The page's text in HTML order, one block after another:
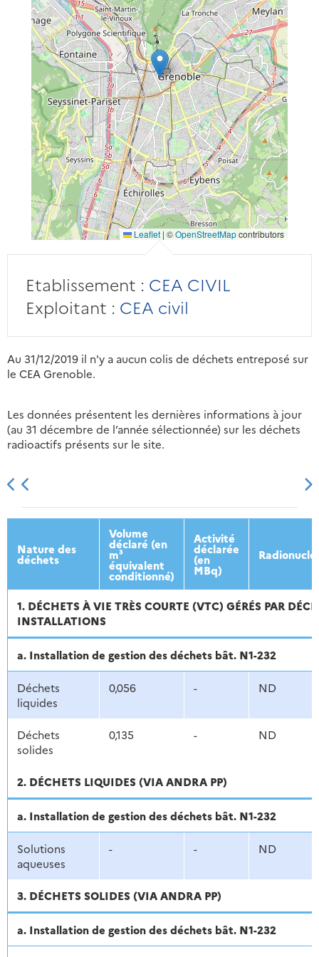
Leaflet | ©OpenStreetMapcontributors
Etablissement : CEA CIVIL
Exploitant : CEA civil
Au 31/12/2019 il n'y a aucun colis de déchets entreposé sur
le CEA Grenoble.
Les données présentent les dernières informations à jour
(au 31 décembre de l’année sélectionnée) sur les déchets
radioactifs présents sur le site.
2013 2014 2015 2016
Nature des
déchets
Volume
déclaré (en
m³
équivalent
conditionné)
Activité
déclarée
(en
MBq)
1. DÉCHETS À VIE TRÈS COURTE (VTC) GÉRÉS PAR
INSTALLATIONS
a. Installation de gestion des déchets bât. N1-232
Déchets
liquides
0,056 - ND
Déchets
solides
0,135 - ND
2. DÉCHETS LIQUIDES (VIA ANDRA PP)
a. Installation de gestion des déchets bât. N1-232
Solutions
aqueuses
- - ND
3. DÉCHETS SOLIDES (VIA ANDRA PP)
a. Installation de gestion des déchets bât. N1-232